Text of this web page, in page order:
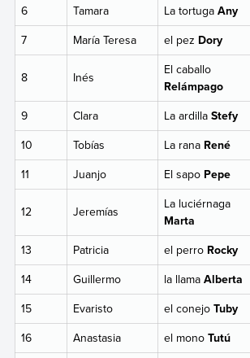
6 Tamara La tortuga Any
7
María Teresa el pez Dory
8 Inés
El caballo
Relámpago
9 Clara La ardilla Stefy
10
Tobías La rana René
11
Juanjo El sapo Pepe
12 Jeremías
La luciérnaga
Marta
13 Patricia el perro Rocky
14
Guillermo la llama Alberta
15
Evaristo el conejo Tuby
16
Anastasia el mono Tutú